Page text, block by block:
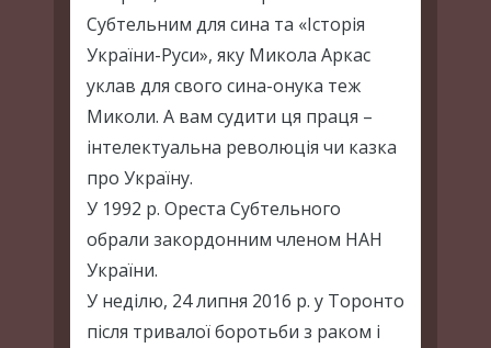
Субтельним для сина та «Історія
України-Руси», яку Микола Аркас
уклав для свого сина-онука теж
Миколи. А вам судити ця праця –
інтелектуальна революція чи казка
про Україну.
У 1992 р. Ореста Субтельного
обрали закордонним членом НАН
України.
У неділю, 24 липня 2016 р. у Торонто
після тривалої боротьби з раком і